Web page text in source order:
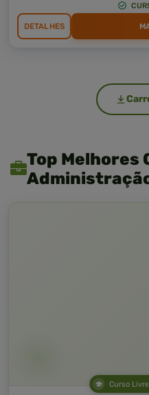
DETALHES
Top Melhores
Curso Livre